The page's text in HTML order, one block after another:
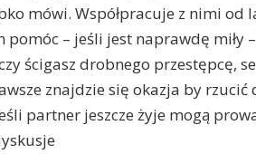
mówi. Współpracuje z nimi
– jeśli jest naprawdę miły
ścigasz drobnego przestępcę,
znajdzie się okazja by
partner jeszcze żyje mogą